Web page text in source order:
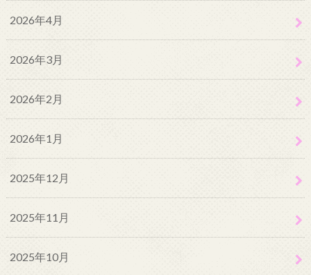
2026年4月
2026年3月
2026年2月
2026年1月
2025年12月
2025年11月
2025年10月